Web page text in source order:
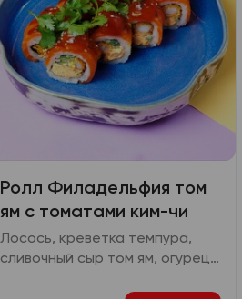
Ролл Филадельфия том
ям с томатами ким-чи
Лосось, креветка темпура,
сливочный сыр том ям, огурец,